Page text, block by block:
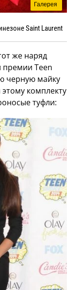
Галерея
Saint Laurent
же наряд
премии Teen
черную майку
комплекту
туфли: